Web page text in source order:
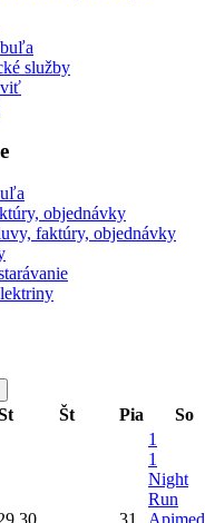
služby
objednávky
faktúry, objednávky
Št Pia So
1
1
Night
Run